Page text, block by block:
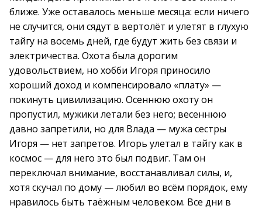
ближе. Уже оставалось меньше месяца: если ничего
не случится, они сядут в вертолёт и улетят в глухую
тайгу на восемь дней, где будут жить без связи и
электричества. Охота была дорогим
удовольствием, но хобби Игоря приносило
хороший доход и компенсировало «плату» —
покинуть цивилизацию. Осеннюю охоту он
пропустил, мужики летали без него; весеннюю
давно запретили, но для Влада — мужа сестры
Игоря — нет запретов. Игорь улетал в тайгу как в
космос — для него это был подвиг. Там он
переключал внимание, восстанавливал силы, и,
хотя скучал по дому — любил во всём порядок, ему
нравилось быть таёжным человеком. Все дни в